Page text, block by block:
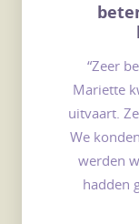
“Zeer
Mariette
uitvaart.
We
werden
hadden